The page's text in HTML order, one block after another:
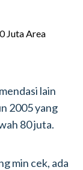
lain
2005 yang
80 juta.
min cek, ada